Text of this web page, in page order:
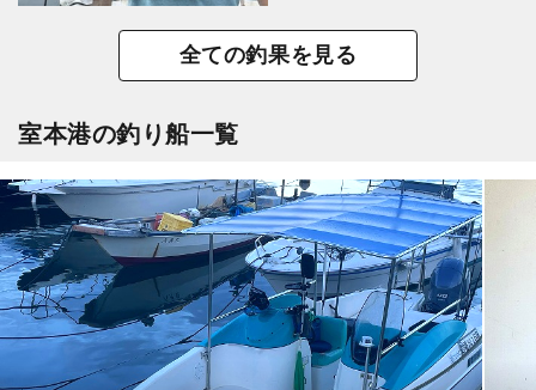
全ての釣果を見る
室本港の釣り船一覧